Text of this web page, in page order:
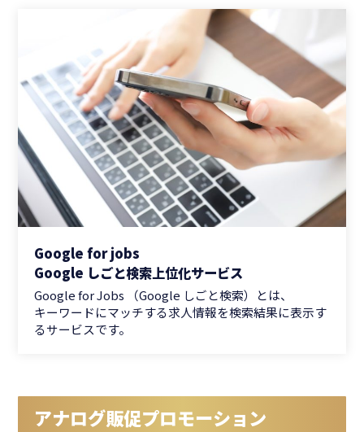
Google for jobs
Google しごと検索上位化サービス
Google for Jobs （Google しごと検索）とは、
キーワードにマッチする求人情報を検索結果に表示す
るサービスです。
アナログ販促プロモーション